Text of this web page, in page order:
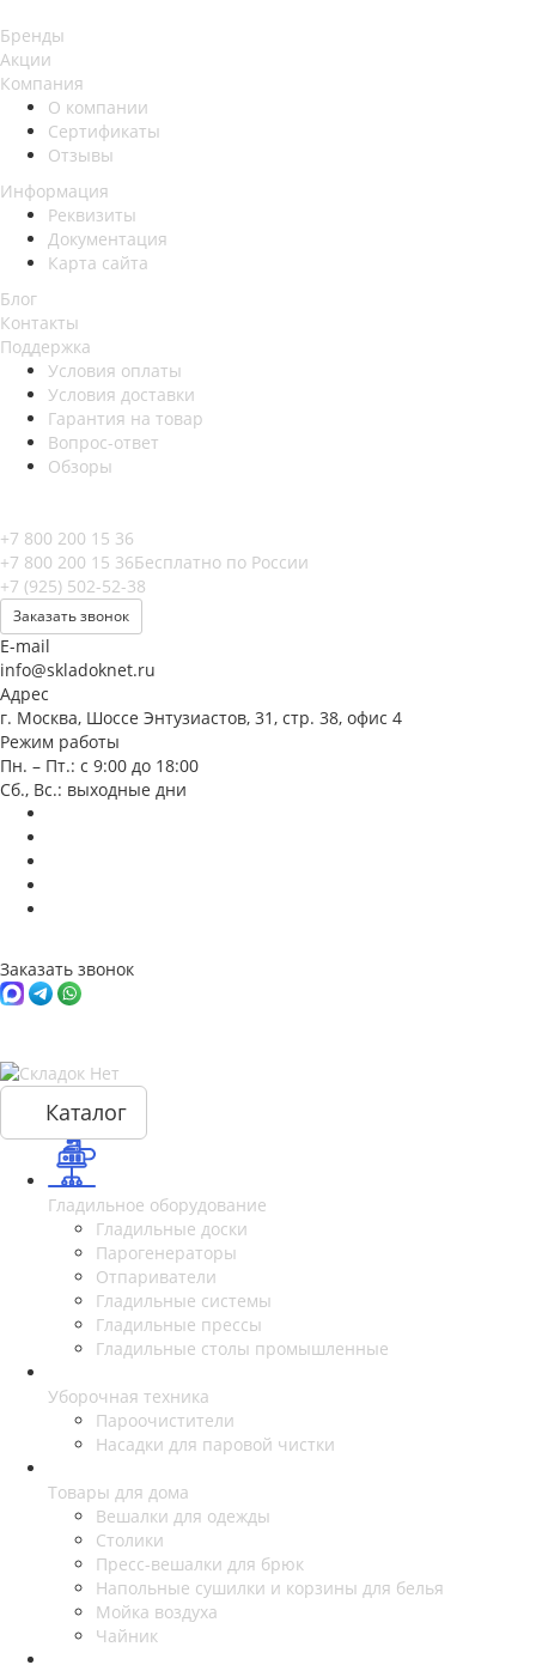
Бренды
Акции
Компания
О компании
Сертификаты
Отзывы
Информация
Реквизиты
Документация
Карта сайта
Блог
Контакты
Поддержка
Условия оплаты
Условия доставки
Гарантия на товар
Вопрос-ответ
Обзоры
+7 800 200 15 36
+7 800 200 15 36Бесплатно по России
+7 (925) 502-52-38
Заказать звонок
E-mail
info@skladoknet.ru
Адрес
г. Москва, Шоссе Энтузиастов, 31, стр. 38, офис 4
Режим работы
Пн. – Пт.: с 9:00 до 18:00
Сб., Вс.: выходные дни
Заказать звонок
Каталог
Гладильное оборудование
Гладильные доски
Парогенераторы
Отпариватели
Гладильные системы
Гладильные прессы
Гладильные столы промышленные
Уборочная техника
Пароочистители
Насадки для паровой чистки
Товары для дома
Вешалки для одежды
Столики
Пресс-вешалки для брюк
Напольные сушилки и корзины для белья
Мойка воздуха
Чайник